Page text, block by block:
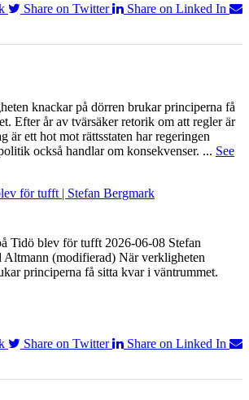
Share on Twitter
Share on Linked In
knackar på dörren brukar principerna få
Efter år av tvärsäker retorik om att regler är
är ett hot mot rättsstaten har regeringen
också handlar om konsekvenser. ... See
för tufft | Stefan Bergmark
Tidö blev för tufft 2026-06-08 Stefan
Altmann (modifierad) När verkligheten
principerna få sitta kvar i väntrummet.
Share on Twitter
Share on Linked In